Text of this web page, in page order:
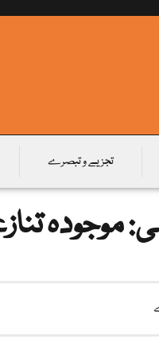
تجزیے و تبصرے
موجودہ